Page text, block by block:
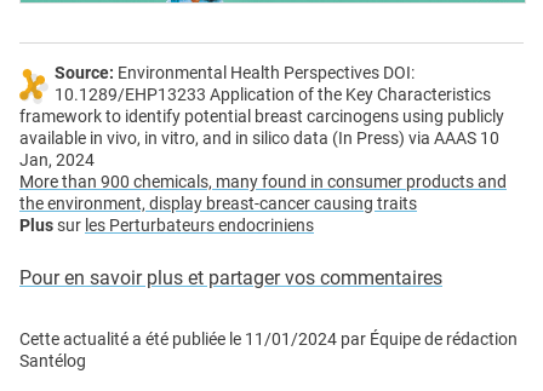
Source: Environmental Health Perspectives DOI:
10.1289/EHP13233 Application of the Key Characteristics
framework to identify potential breast carcinogens using publicly
available in vivo, in vitro, and in silico data (In Press) via AAAS 10
Jan, 2024
More than 900 chemicals, many found in consumer products and
the environment, display breast-cancer causing traits
Plussur les Perturbateurs endocriniens
Pour en savoir plus et partager vos commentaires
Cette actualité a été publiée le 11/01/2024 par Équipe de rédaction
Santélog